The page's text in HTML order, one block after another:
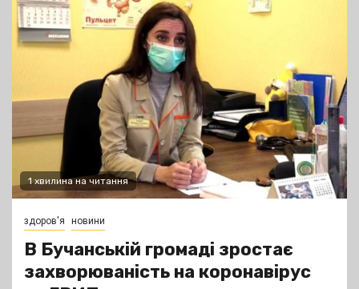
1 хвилина на читання
здоров'я новини
В Бучанській громаді зростає
захворюваність на коронавірус